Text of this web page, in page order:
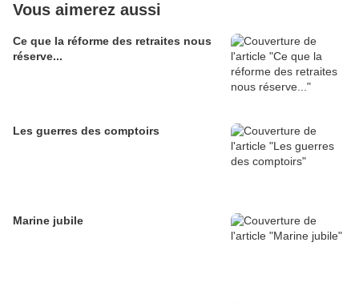
Vous aimerez aussi
Ce que la réforme des retraites nous
réserve...
Les guerres des comptoirs
Marine jubile